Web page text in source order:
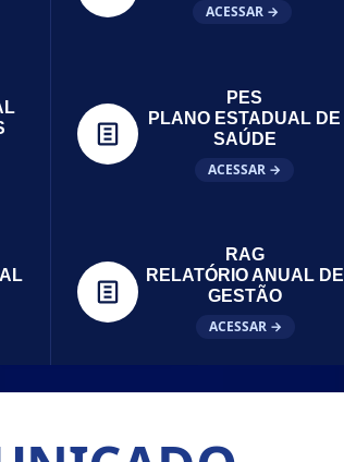
ACESSAR →
PES
PLANO ESTADUAL DE
SAÚDE
ACESSAR →
RAG
RELATÓRIO ANUAL DE
GESTÃO
ACESSAR →